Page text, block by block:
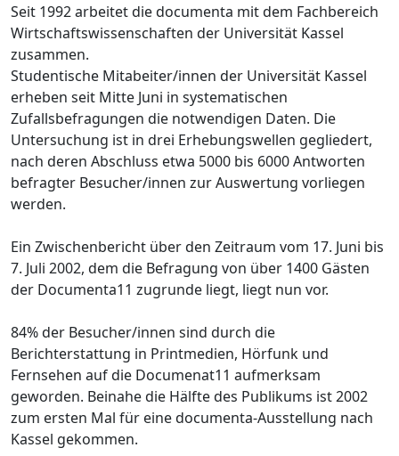
Seit 1992 arbeitet die documenta mit dem Fachbereich
Wirtschaftswissenschaften der Universität Kassel
zusammen.
Studentische Mitabeiter/innen der Universität Kassel
erheben seit Mitte Juni in systematischen
Zufallsbefragungen die notwendigen Daten. Die
Untersuchung ist in drei Erhebungswellen gegliedert,
nach deren Abschluss etwa 5000 bis 6000 Antworten
befragter Besucher/innen zur Auswertung vorliegen
werden.
Ein Zwischenbericht über den Zeitraum vom 17. Juni bis
7. Juli 2002, dem die Befragung von über 1400 Gästen
der Documenta11 zugrunde liegt, liegt nun vor.
84% der Besucher/innen sind durch die
Berichterstattung in Printmedien, Hörfunk und
Fernsehen auf die Documenat11 aufmerksam
geworden. Beinahe die Hälfte des Publikums ist 2002
zum ersten Mal für eine documenta-Ausstellung nach
Kassel gekommen.